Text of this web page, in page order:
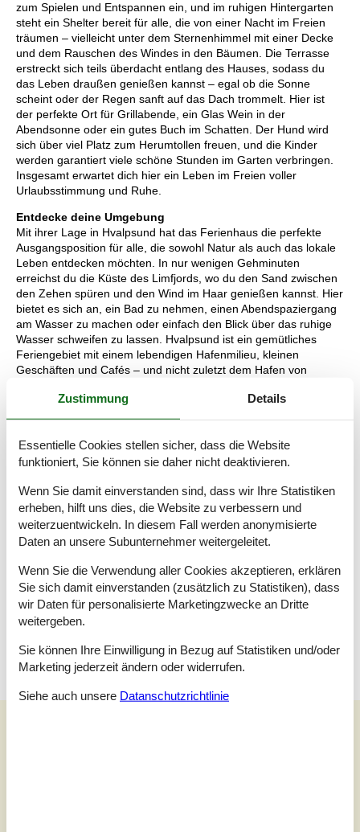
zum Spielen und Entspannen ein, und im ruhigen Hintergarten
steht ein Shelter bereit für alle, die von einer Nacht im Freien
träumen – vielleicht unter dem Sternenhimmel mit einer Decke
und dem Rauschen des Windes in den Bäumen. Die Terrasse
erstreckt sich teils überdacht entlang des Hauses, sodass du
das Leben draußen genießen kannst – egal ob die Sonne
scheint oder der Regen sanft auf das Dach trommelt. Hier ist
der perfekte Ort für Grillabende, ein Glas Wein in der
Abendsonne oder ein gutes Buch im Schatten. Der Hund wird
sich über viel Platz zum Herumtollen freuen, und die Kinder
werden garantiert viele schöne Stunden im Garten verbringen.
Insgesamt erwartet dich hier ein Leben im Freien voller
Urlaubsstimmung und Ruhe.
Entdecke deine Umgebung
Mit ihrer Lage in Hvalpsund hat das Ferienhaus die perfekte
Ausgangsposition für alle, die sowohl Natur als auch das lokale
Leben entdecken möchten. In nur wenigen Gehminuten
erreichst du die Küste des Limfjords, wo du den Sand zwischen
den Zehen spüren und den Wind im Haar genießen kannst. Hier
bietet es sich an, ein Bad zu nehmen, einen Abendspaziergang
am Wasser zu machen oder einfach den Blick über das ruhige
Wasser schweifen zu lassen. Hvalpsund ist ein gemütliches
Feriengebiet mit einem lebendigen Hafenmilieu, kleinen
Geschäften und Cafés – und nicht zuletzt dem Hafen von
Dort kannst du die beeindruckende Molergrube erkunden, dem
markierten Pfad rund um die Lagune folgen oder ein Eis am Kai
diese Kombination aus friedlicher Natur und Nähe zu lokalen
Erlebnissen macht die Rørsangervej 3 zu etwas ganz
Raumaufteilung
Schlafzimmer
Einzelbett - 90x200 cm
Kleinkindbett
Schlafzimmer
Doppelbett - 180x200 cm
Zustimmung Details
Essentielle Cookies stellen sicher, dass die Website
funktioniert, Sie können sie daher nicht deaktivieren.
Wenn Sie damit einverstanden sind, dass wir Ihre Statistiken
erheben, hilft uns dies, die Website zu verbessern und
weiterzuentwickeln. In diesem Fall werden anonymisierte
Daten an unsere Subunternehmer weitergeleitet.
Wenn Sie die Verwendung aller Cookies akzeptieren, erklären
Sie sich damit einverstanden (zusätzlich zu Statistiken), dass
wir Daten für personalisierte Marketingzwecke an Dritte
weitergeben.
Sie können Ihre Einwilligung in Bezug auf Statistiken und/oder
Marketing jederzeit ändern oder widerrufen.
Siehe auch unsere Datanschutzrichtlinie